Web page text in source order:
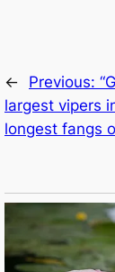
← Previous:
largest vipers
longest fangs